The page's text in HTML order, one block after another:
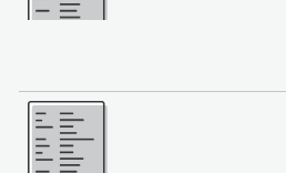
Vairāk